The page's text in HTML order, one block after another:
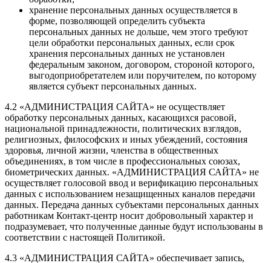
хранение персональных данных осуществляется в
форме, позволяющей определить субъекта
персональных данных не дольше, чем этого требуют
цели обработки персональных данных, если срок
хранения персональных данных не установлен
федеральным законом, договором, стороной которого,
выгодоприобретателем или поручителем, по которому
является субъект персональных данных.
4.2 «АДМИНИСТРАЦИЯ САЙТА» не осуществляет
обработку персональных данных, касающихся расовой,
национальной принадлежности, политических взглядов,
религиозных, философских и иных убеждений, состояния
здоровья, личной жизни, членства в общественных
объединениях, в том числе в профессиональных союзах,
биометрических данных. «АДМИНИСТРАЦИЯ САЙТА» не
осуществляет голосовой ввод и верификацию персональных
данных с использованием незащищенных каналов передачи
данных. Передача данных субъектами персональных данных
работникам Контакт-центр носит добровольный характер и
подразумевает, что полученные данные будут использованы в
соответствии с настоящей Политикой.
4.3 «АДМИНИСТРАЦИЯ САЙТА» обеспечивает запись,